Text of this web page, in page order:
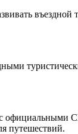
путешествий.